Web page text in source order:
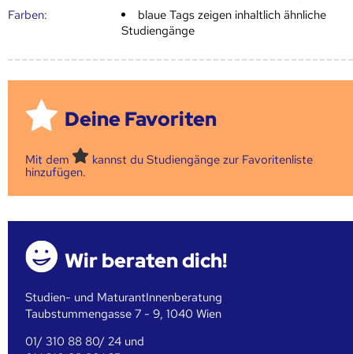
Farben:
blaue Tags zeigen inhaltlich ähnliche
Studiengänge
Deine Favoriten
Mit dem
kannst du Studiengänge zur Favoritenliste
hinzufügen.
Wir beraten dich!
Studien- und MaturantInnenberatung
Taubstummengasse 7 - 9, 1040 Wien
01/ 310 88 80/ 24 und